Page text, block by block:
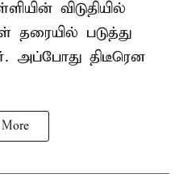
விடுதியில்
தரையில் படுத்து
அப்போது திடீரென